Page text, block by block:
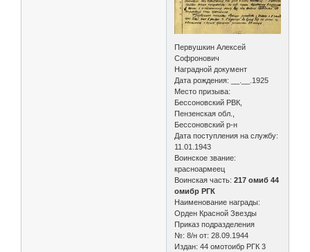
Первушкин Алексей
Софронович
Наградной документ
Дата рождения: __.__.1925
Место призыва:
Бессоновский РВК,
Пензенская обл.,
Бессоновский р-н
Дата поступления на службу:
11.01.1943
Воинское звание:
красноармеец
Воинская часть:217 омиб 44
омибр РГК
Наименование награды:
Орден Красной Звезды
Приказ подразделения
№: 8/н от: 28.09.1944
Издан: 44 омотоибр РГК 3